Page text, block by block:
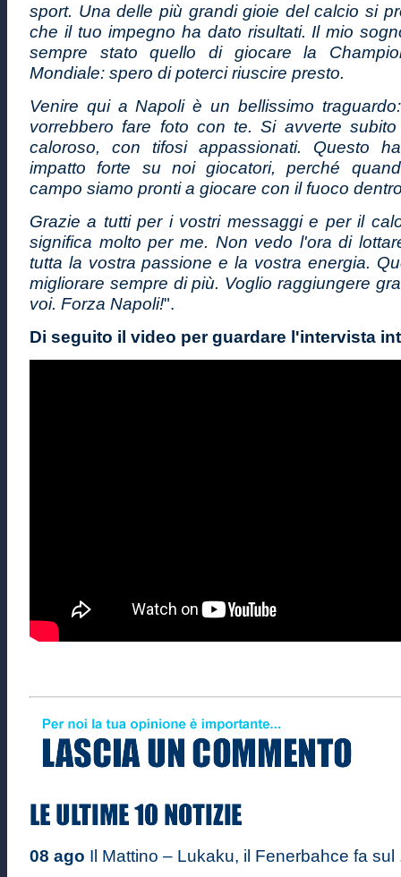
sport. Una delle più grandi gioie del calcio si
che il tuo impegno ha dato risultati. Il mio
sempre stato quello di giocare la
Mondiale: spero di poterci riuscire presto.
Venire qui a Napoli è un bellissimo
vorrebbero fare foto con te. Si avverte
caloroso, con tifosi appassionati. Questo
impatto forte su noi giocatori, perché
campo siamo pronti a giocare con il fuoco
Grazie a tutti per i vostri messaggi e per il
significa molto per me. Non vedo l'ora di
tutta la vostra passione e la vostra energia.
migliorare sempre di più. Voglio raggiungere
voi. Forza Napoli!".
Di seguito il video per guardare l'intervista
08 ago Il Mattino – Lukaku, il Fenerbahce fa sul